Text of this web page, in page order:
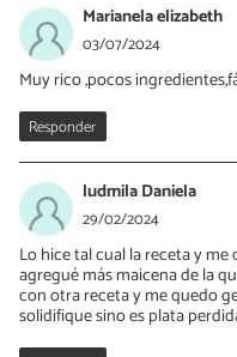
Marianela elizabeth
03/07/2024
Muy rico ,pocos
Responder
ludmila Daniela
29/02/2024
Lo hice tal cual la receta y
agregué más maicena de la
con otra receta y me quedo
solidifique sino es plata